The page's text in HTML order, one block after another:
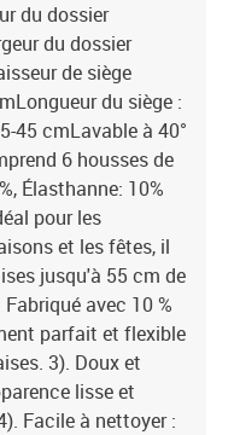
du dossier
du dossier
de siège
du siège :
45 cmLavable à 40°
6 housses de
Élasthanne: 10%
pour les
et les fêtes, il
jusqu'à 55 cm de
avec 10 %
parfait et flexible
3). Doux et
lisse et
Facile à nettoyer :